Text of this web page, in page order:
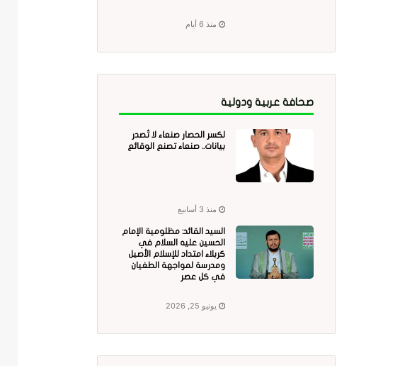
منذ 6 أيام
صحافة عربية ودولية
لكسر الحصار صنعاء لا تُصدر
بيانات.. صنعاء تصنع الوقائع
منذ 3 أسابيع
السيد القائد: مظلومية الإمام
الحسين عليه السلام في
كربلاء امتداد للإسلام الأصيل
ومدرسة لمواجهة الطغيان
في كل عصر
يونيو 25, 2026